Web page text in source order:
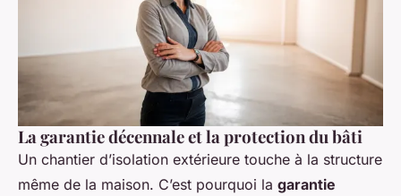
La garantie décennale et la protection du bâti
Un chantier d’isolation extérieure touche à la structure
même de la maison. C’est pourquoi la garantie